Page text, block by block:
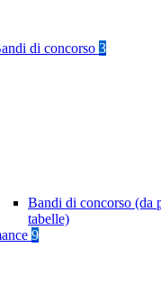
di concorso 3
Bandi di concorso (da
tabelle)
9